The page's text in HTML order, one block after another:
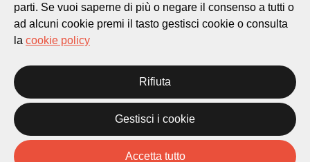
Sito istituzionale:
lugano.ch
Cookie policy
Privacy Policy
Credits
Temi
Mappa
Storie
parti. Se vuoi saperne di più o negare il consenso a tutti o
ad alcuni cookie premi il tasto gestisci cookie o consulta
la cookie policy
Rifiuta
Gestisci i cookie
Accetta tutto